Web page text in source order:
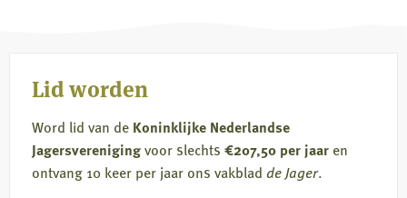
Lid worden
Word lid van de Koninklijke Nederlandse
Jagersverenigingvoor slechts €207,50 per jaar en
ontvang 10 keer per jaar ons vakblad de Jager.